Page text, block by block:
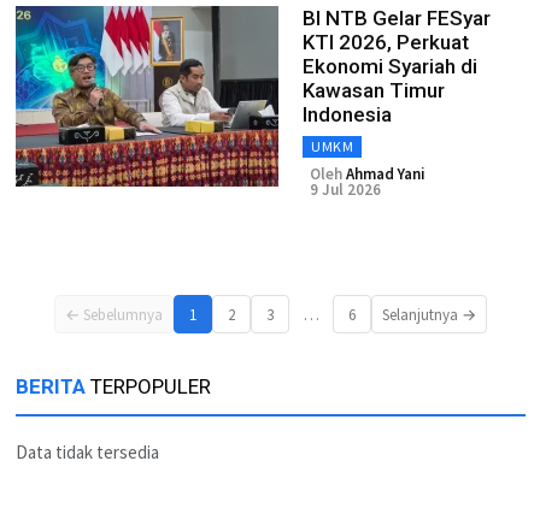
BI NTB Gelar FESyar
KTI 2026, Perkuat
Ekonomi Syariah di
Kawasan Timur
Indonesia
UMKM
OlehAhmad Yani
9 Jul 2026
← Sebelumnya 1 2 3 … 6 Selanjutnya →
BERITA TERPOPULER
Data tidak tersedia